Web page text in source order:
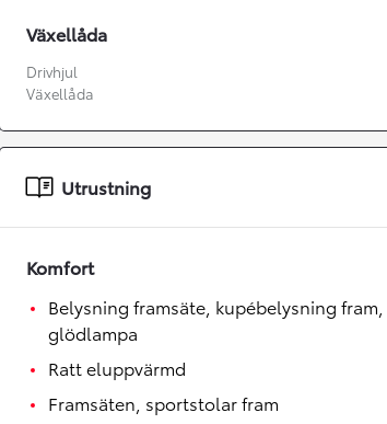
Från 360 900 kr
Från 3 548 kr/mån
Växellåda
Drivhjul
Växellåda
Utrustning
Komfort
Belysning framsäte, kupébelysning fram,
glödlampa
Ratt eluppvärmd
Framsäten, sportstolar fram